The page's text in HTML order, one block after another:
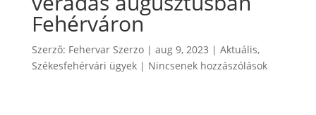
Fehérváron
Szerző: Fehervar Szerzo| aug 9, 2023 | Aktuális,
Székesfehérvári ügyek| Nincsenek hozzászólások